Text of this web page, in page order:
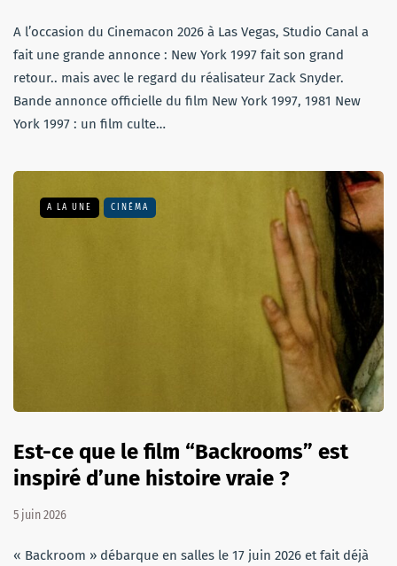
A l’occasion du Cinemacon 2026 à Las Vegas, Studio Canal a
fait une grande annonce : New York 1997 fait son grand
retour.. mais avec le regard du réalisateur Zack Snyder.
Bande annonce officielle du film New York 1997, 1981 New
York 1997 : un film culte…
A LA UNE CINÉMA
Est-ce que le film “Backrooms” est
inspiré d’une histoire vraie ?
5 juin 2026
« Backroom » débarque en salles le 17 juin 2026 et fait déjà